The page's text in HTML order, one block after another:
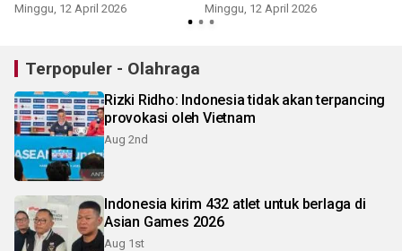
Minggu, 12 April 2026 Minggu, 12 April 2026
Terpopuler - Olahraga
Rizki Ridho: Indonesia tidak akan terpancing
provokasi oleh Vietnam
Aug 2nd
Indonesia kirim 432 atlet untuk berlaga di
Asian Games 2026
Aug 1st